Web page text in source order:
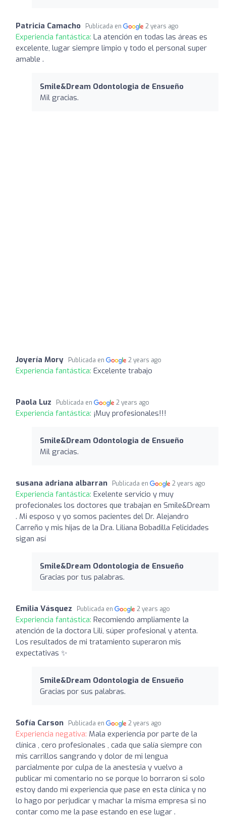
Patricia Camacho Publicada en 2 years ago
Experiencia fantástica: La atención en todas las áreas es
excelente, lugar siempre limpio y todo el personal super
amable .
Smile&Dream Odontologia de Ensueño
Mil gracias.
Joyería Mory Publicada en 2 years ago
Experiencia fantástica: Excelente trabajo
Paola Luz Publicada en 2 years ago
Experiencia fantástica: ¡Muy profesionales!!!
Smile&Dream Odontologia de Ensueño
Mil gracias.
susana adriana albarran Publicada en 2 years ago
Experiencia fantástica: Exelente servicio y muy
profecionales los doctores que trabajan en Smile&Dream
. Mi esposo y yo somos pacientes del Dr. Alejandro
Carreño y mis hijas de la Dra. Liliana Bobadilla Felicidades
sigan así
Smile&Dream Odontologia de Ensueño
Gracias por tus palabras.
Emilia Vásquez Publicada en 2 years ago
Experiencia fantástica: Recomiendo ampliamente la
atención de la doctora Lili, súper profesional y atenta.
Los resultados de mi tratamiento superaron mis
expectativas ✨
Smile&Dream Odontologia de Ensueño
Gracias por sus palabras.
Sofía Carson Publicada en 2 years ago
Experiencia negativa: Mala experiencia por parte de la
clínica , cero profesionales , cada que salía siempre con
mis carrillos sangrando y dolor de mi lengua
parcialmente por culpa de la anestesia y vuelvo a
publicar mi comentario no se porque lo borraron si solo
estoy dando mi experiencia que pase en esta clínica y no
lo hago por perjudicar y machar la misma empresa si no
contar como me la pase estando en ese lugar .